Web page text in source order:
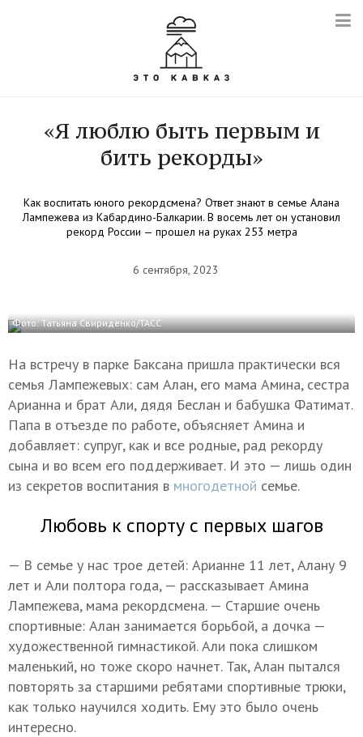
«Я люблю быть первым и
бить рекорды»
Как воспитать юного рекордсмена? Ответ знают в семье Алана
Лампежева из Кабардино-Балкарии. В восемь лет он установил
рекорд России — прошел на руках 253 метра
6 сентября, 2023
Фото: Татьяна Свириденко/ТАСС
На встречу в парке Баксана пришла практически вся
семья Лампежевых: сам Алан, его мама Амина, сестра
Арианна и брат Али, дядя Беслан и бабушка Фатимат.
Папа в отъезде по работе, объясняет Амина и
добавляет: супруг, как и все родные, рад рекорду
сына и во всем его поддерживает. И это — лишь один
из секретов воспитания в многодетной семье.
Любовь к спорту с первых шагов
— В семье у нас трое детей: Арианне 11 лет, Алану 9
лет и Али полтора года, — рассказывает Амина
Лампежева, мама рекордсмена. — Старшие очень
спортивные: Алан занимается борьбой, а дочка —
художественной гимнастикой. Али пока слишком
маленький, но тоже скоро начнет. Так, Алан пытался
повторять за старшими ребятами спортивные трюки,
как только научился ходить. Ему это было очень
интересно.